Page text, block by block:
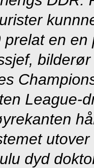
prelat en
League-
dyd